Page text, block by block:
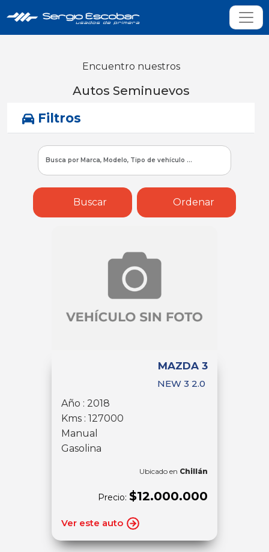
Encuentro nuestros
Autos Seminuevos
Filtros
Buscar Ordenar
MAZDA 3
NEW 3 2.0
Año : 2018
Kms : 127000
Manual
Gasolina
Ubicado en Chillán
Precio: $12.000.000
Ver este auto